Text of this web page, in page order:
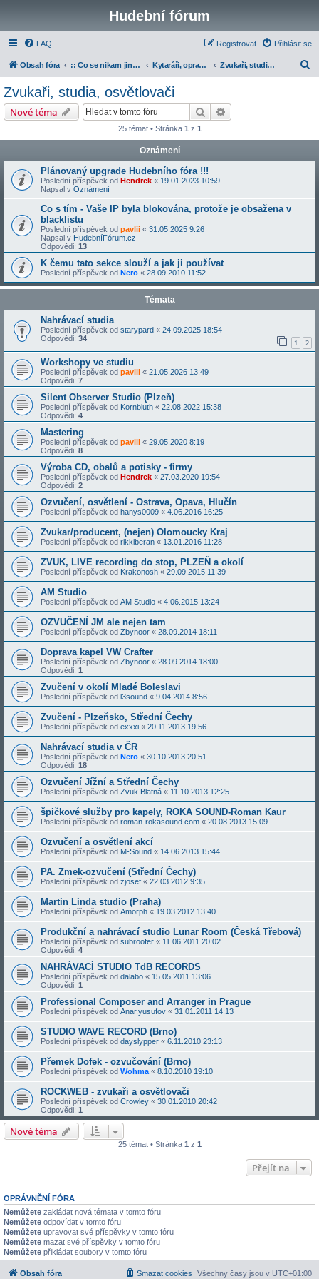
Hudební fórum
FAQ Přihlásit se
Registrovat
Obsah fóra :: Co se nikam jinam nevešlo Kytaráři, opraváři, zvukaři a učitelé Zvukaři, studia, osvětlovači
Zvukaři, studia, osvětlovači
Nové téma Hledat
25 témat • Stránka 1 z 1
Oznámení
Plánovaný upgrade Hudebního fóra !!!
Poslední příspěvek od Hendrek « 19.01.2023 10:59
Napsal v Oznámení
Co s tím - Vaše IP byla blokována, protože je obsažena v
blacklistu
Poslední příspěvek od pavlii « 31.05.2025 9:26
Napsal v HudebníFórum.cz
Odpovědi: 13
K čemu tato sekce slouží a jak ji používat
Poslední příspěvek od Nero « 28.09.2010 11:52
Témata
Nahrávací studia
Poslední příspěvek od starypard « 24.09.2025 18:54
Odpovědi: 34 1 2
Workshopy ve studiu
Poslední příspěvek od pavlii « 21.05.2026 13:49
Odpovědi: 7
Silent Observer Studio (Plzeň)
Poslední příspěvek od Kornbluth « 22.08.2022 15:38
Odpovědi: 4
Mastering
Poslední příspěvek od pavlii « 29.05.2020 8:19
Odpovědi: 8
Výroba CD, obalů a potisky - firmy
Poslední příspěvek od Hendrek « 27.03.2020 19:54
Odpovědi: 2
Ozvučení, osvětlení - Ostrava, Opava, Hlučín
Poslední příspěvek od hanys0009 « 4.06.2016 16:25
Zvukar/producent, (nejen) Olomoucky Kraj
Poslední příspěvek od rikkiberan « 13.01.2016 11:28
ZVUK, LIVE recording do stop, PLZEŇ a okolí
Poslední příspěvek od Krakonosh « 29.09.2015 11:39
AM Studio
Poslední příspěvek od AM Studio « 4.06.2015 13:24
OZVUČENÍ JM ale nejen tam
Poslední příspěvek od Zbynoor « 28.09.2014 18:11
Doprava kapel VW Crafter
Poslední příspěvek od Zbynoor « 28.09.2014 18:00
Odpovědi: 1
Zvučení v okolí Mladé Boleslavi
Poslední příspěvek od l3sound « 9.04.2014 8:56
Zvučení - Plzeňsko, Střední Čechy
Poslední příspěvek od exxxi « 20.11.2013 19:56
Nahrávací studia v ČR
Poslední příspěvek od Nero « 30.10.2013 20:51
Odpovědi: 18
Ozvučení Jížní a Střední Čechy
Poslední příspěvek od Zvuk Blatná « 11.10.2013 12:25
špičkové služby pro kapely, ROKA SOUND-Roman Kaur
Poslední příspěvek od roman-rokasound.com « 20.08.2013 15:09
Ozvučení a osvětlení akcí
Poslední příspěvek od M-Sound « 14.06.2013 15:44
PA. Zmek-ozvučení (Střední Čechy)
Poslední příspěvek od zjosef « 22.03.2012 9:35
Martin Linda studio (Praha)
Poslední příspěvek od Amorph « 19.03.2012 13:40
Produkční a nahrávací studio Lunar Room (Česká Třebová)
Poslední příspěvek od subroofer « 11.06.2011 20:02
Odpovědi: 4
NAHRÁVACÍ STUDIO TdB RECORDS
Poslední příspěvek od dalabo « 15.05.2011 13:06
Odpovědi: 1
Professional Composer and Arranger in Prague
Poslední příspěvek od Anar.yusufov « 31.01.2011 14:13
STUDIO WAVE RECORD (Brno)
Poslední příspěvek od dayslypper « 6.11.2010 23:13
Přemek Dofek - ozvučování (Brno)
Poslední příspěvek od Wohma « 8.10.2010 19:10
ROCKWEB - zvukaři a osvětlovači
Poslední příspěvek od Crowley « 30.01.2010 20:42
Odpovědi: 1
Nové téma
25 témat • Stránka 1 z 1
Přejít na
OPRÁVNĚNÍ FÓRA
Nemůžete zakládat nová témata v tomto fóru
Nemůžete odpovídat v tomto fóru
Nemůžete upravovat své příspěvky v tomto fóru
Nemůžete mazat své příspěvky v tomto fóru
Nemůžete přikládat soubory v tomto fóru
Obsah fóra Všechny časy jsou v UTC+01:00
Smazat cookies